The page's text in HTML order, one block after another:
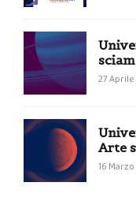
27
Arte
16